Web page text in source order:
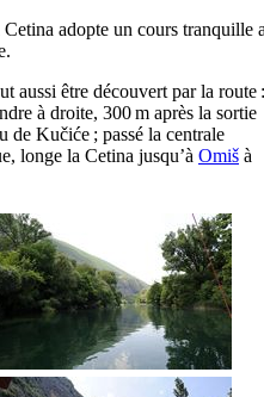
Cetina adopte un cours tranquille
aussi être découvert par la route :
à droite, 300 m après la sortie
de Kučiće ; passé la centrale
longe la Cetina jusqu’à Omiš à